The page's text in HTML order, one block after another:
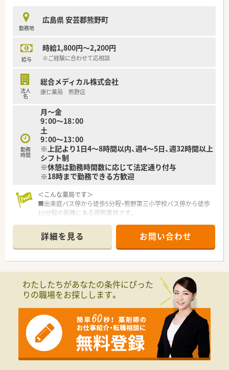
しています。
【こんな取り組みをしています】
率化を図っています。
■投薬時やピッキング時に録画カメラを導入しており、安心して
勤務ができる環境です。
援しています。
勤務地
広島県 安芸郡熊野町
給与
時給1,800円～2,200円
※ご経験に合わせて応相談
法人
名
総合メディカル株式会社
康仁薬局 熊野店
勤務
時間
月～金
9：00～18：00
土
9：00～13：00
※上記より1日4～8時間以内、週4～5日、週32時間以上
シフト制
※休憩は勤務時間数に応じて法定通り付与
※18時まで勤務できる方歓迎
＜こんな薬局です＞
■出来庭バス停から徒歩5分程・熊野第三小学校バス停から徒歩
10分程の距離にある調剤薬局です。
とても綺麗な店舗でご勤務頂けます
＜業務内容＞
■眼科がメインとなっております。
＜設備も充実＞
■レセコンはＥＭシステムズ（Recepty NEXT）、薬歴はハイブリ
ッジ（HiStory）を使用しています。
＜研修制度＞
■社内の研修体制の充実！薬剤師としての主体性を重んじた各種
研修・活動の実施をしています。
■認定薬剤師取得（更新）に関しても会社側からの支援もござい
詳細を見る お問い合わせ
わたしたちがあなたの条件にぴった
りの職場をお探しします。